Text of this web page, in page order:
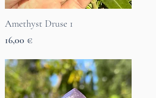
Amethyst Druse 1
Preis
16,00 €